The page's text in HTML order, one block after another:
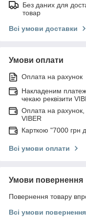
Без даних для
товар
Всі умови доставки
Умови оплати
Оплата на рахунок
Накладеним
чекаю реквізити
Оплата на рахунок,
VIBER
Карткою "7000 грн
Всі умови оплати
Умови повернення
Повернення товару
Всі умови повернення